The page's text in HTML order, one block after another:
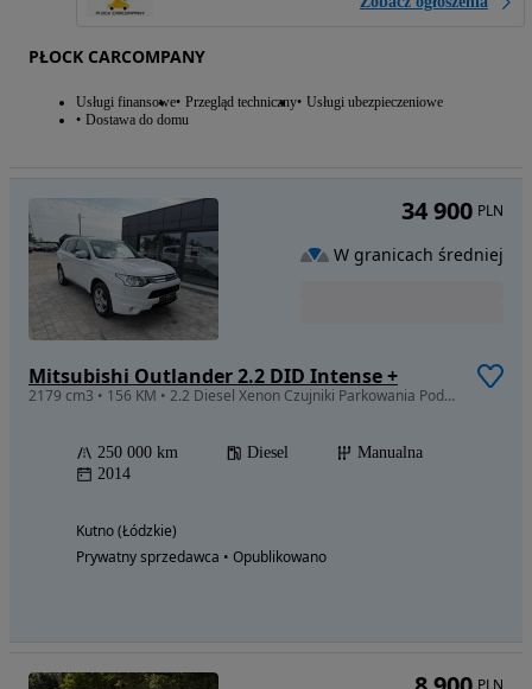
PŁOCK CARCOMPANY
Usługi finansowe Przegląd techniczny Usługi ubezpieczeniowe
Dostawa do domu
Mitsubishi Outlander 2.2 DID Intense +
2179 cm3 • 156 KM • 2.2 Diesel Xenon Czujniki Parkowania Podgrzewane Fotele Gwarancja
250 000 km Diesel
Manualna
2014
Kutno (Łódzkie)
Prywatny sprzedawca • Opublikowano
34 900 PLN
W granicach średniej